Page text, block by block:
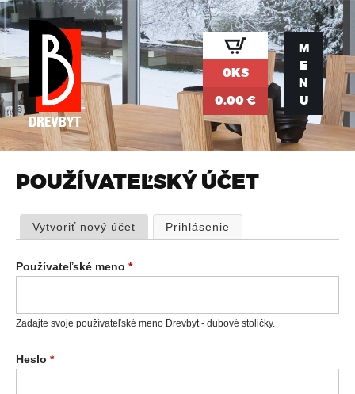
Jump to navigation
M
E
N
U
0KS
0.00 €
POUŽÍVATEĽSKÝ ÚČET
R
Á
Vytvoriť nový účet Prihlásenie
Používateľské meno *
Zadajte svoje používateľské meno Drevbyt - dubové stoličky.
Heslo *